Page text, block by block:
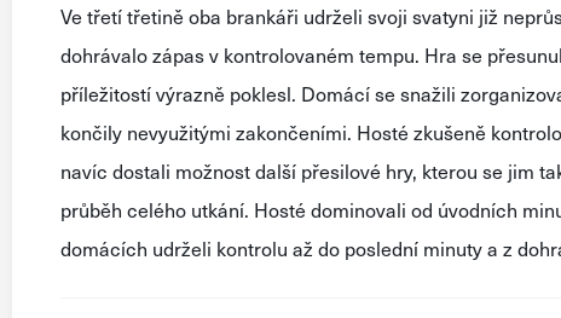
Ve třetí třetině oba brankáři udrželi svoji svatyni již
dohrávalo zápas v kontrolovaném tempu. Hra se
příležitostí výrazně poklesl. Domácí se snažili
končily nevyužitými zakončeními. Hosté zkušeně
navíc dostali možnost další přesilové hry, kterou se jim
průběh celého utkání. Hosté dominovali od úvodních
domácích udrželi kontrolu až do poslední minuty a z